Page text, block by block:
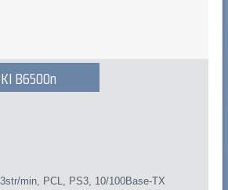
B6500n
min, PCL, PS3, 10/100Base-TX